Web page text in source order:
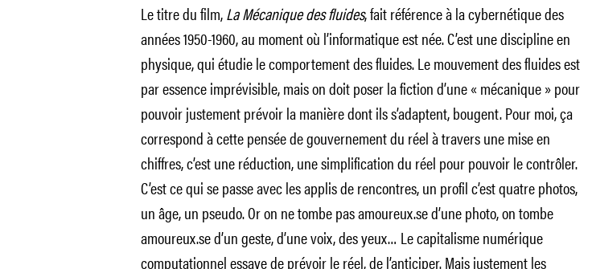
Le titre du film,La Mécanique des fluides, fait référence à la cybernétique des
années 1950-1960, au moment où l’informatique est née. C’est une discipline en
physique, qui étudie le comportement des fluides. Le mouvement des fluides est
par essence imprévisible, mais on doit poser la fiction d’une « mécanique » pour
pouvoir justement prévoir la manière dont ils s’adaptent, bougent. Pour moi, ça
correspond à cette pensée de gouvernement du réel à travers une mise en
chiffres, c’est une réduction, une simplification du réel pour pouvoir le contrôler.
C’est ce qui se passe avec les applis de rencontres, un profil c’est quatre photos,
un âge, un pseudo. Or on ne tombe pas amoureux.se d’une photo, on tombe
amoureux.se d’un geste, d’une voix, des yeux… Le capitalisme numérique
computationnel essaye de prévoir le réel, de l’anticiper. Mais justement les